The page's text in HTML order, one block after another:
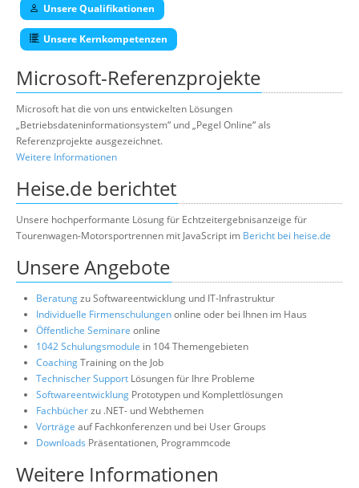
Unsere Qualifikationen
Unsere Kernkompetenzen
Microsoft-Referenzprojekte
Microsoft hat die von uns entwickelten Lösungen
„Betriebsdateninformationsystem“ und „Pegel Online“ als
Referenzprojekte ausgezeichnet.
Weitere Informationen
Heise.de berichtet
Unsere hochperformante Lösung für Echtzeitergebnisanzeige für
Tourenwagen-Motorsportrennen mit JavaScript im Bericht bei heise.de
Unsere Angebote
Beratungzu Softwareentwicklung und IT-Infrastruktur
Individuelle Firmenschulungenonline oder bei Ihnen im Haus
Öffentliche Seminare online
1042 Schulungsmodule in 104 Themengebieten
CoachingTraining on the Job
Technischer Support Lösungen für Ihre Probleme
Softwareentwicklung Prototypen und Komplettlösungen
Fachbücherzu .NET- und Webthemen
Vorträge auf Fachkonferenzen und bei User Groups
Downloads Präsentationen, Programmcode
Weitere Informationen